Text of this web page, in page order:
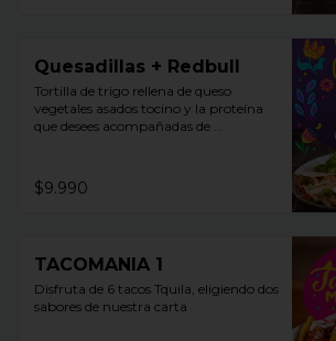
Quesadillas + Redbull
Tortilla de trigo rellena de queso
vegetales asados tocino y la proteína
que desees acompañadas de
$9.990
TACOMANIA 1
Disfruta de 6 tacos Tquila, eligiendo dos
sabores de nuestra carta